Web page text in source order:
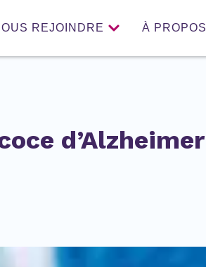
REJOINDRE À PROPOS
d’Alzheimer